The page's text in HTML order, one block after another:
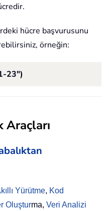
hücre başvurusunu
örneğin:
23")
Araçları
Yürütme, Kod
Oluşturma, Veri Analizi